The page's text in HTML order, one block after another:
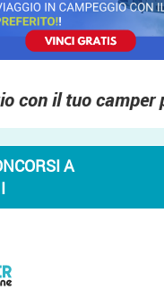
con il tuo camper
A